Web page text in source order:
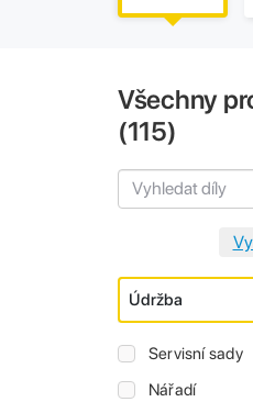
Všechny
(115)
Údržba
Servisní sady
Nářadí